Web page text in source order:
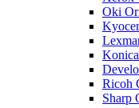
Oki
Ricoh
Sharp